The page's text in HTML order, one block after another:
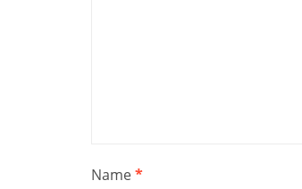
Name*